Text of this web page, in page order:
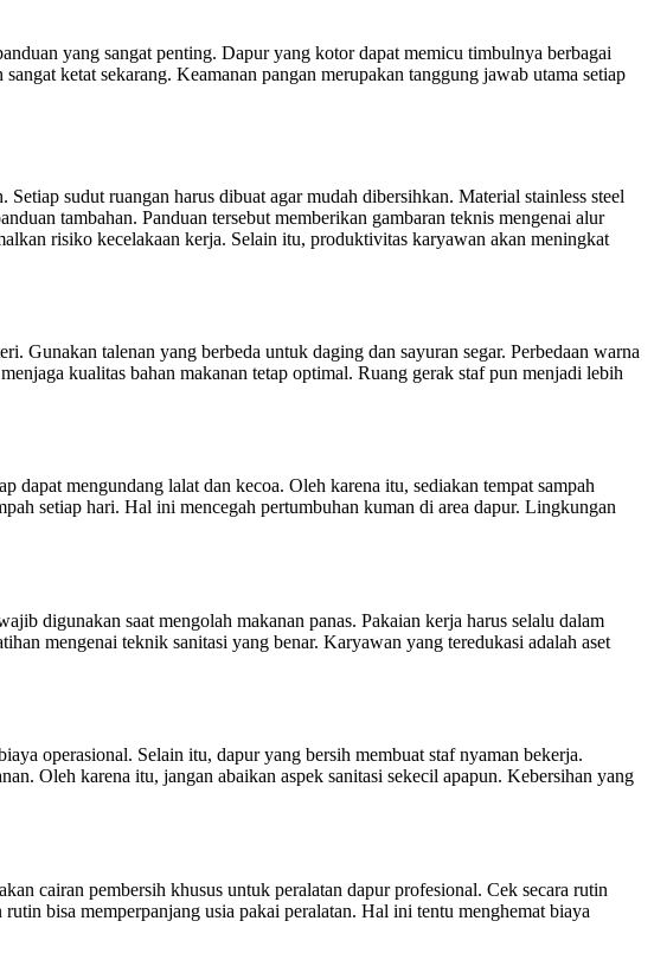
yang sangat penting. Dapur yang kotor dapat memicu timbulnya berbagai
ketat sekarang. Keamanan pangan merupakan tanggung jawab utama setiap
sudut ruangan harus dibuat agar mudah dibersihkan. Material stainless steel
tambahan. Panduan tersebut memberikan gambaran teknis mengenai alur
risiko kecelakaan kerja. Selain itu, produktivitas karyawan akan meningkat
Gunakan talenan yang berbeda untuk daging dan sayuran segar. Perbedaan warna
kualitas bahan makanan tetap optimal. Ruang gerak staf pun menjadi lebih
dapat mengundang lalat dan kecoa. Oleh karena itu, sediakan tempat sampah
setiap hari. Hal ini mencegah pertumbuhan kuman di area dapur. Lingkungan
digunakan saat mengolah makanan panas. Pakaian kerja harus selalu dalam
mengenai teknik sanitasi yang benar. Karyawan yang teredukasi adalah aset
operasional. Selain itu, dapur yang bersih membuat staf nyaman bekerja.
Oleh karena itu, jangan abaikan aspek sanitasi sekecil apapun. Kebersihan yang
cairan pembersih khusus untuk peralatan dapur profesional. Cek secara rutin
bisa memperpanjang usia pakai peralatan. Hal ini tentu menghemat biaya